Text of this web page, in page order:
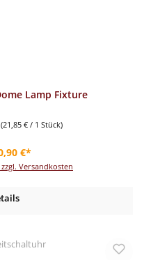
Lamp Fixture
(21,85 € / 1 Stück)
Preis:
€*
Versandkosten